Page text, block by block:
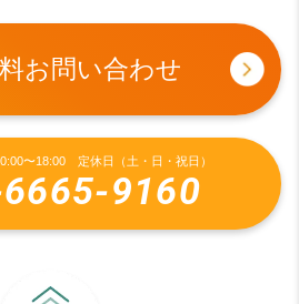
お問い合わせ
〜18:00 定休日（土・日・祝日）
9160